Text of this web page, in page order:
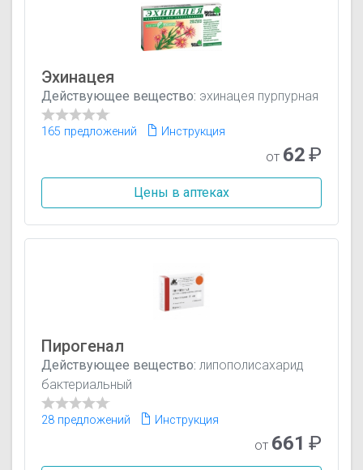
Эхинацея
Действующее вещество: эхинацея пурпурная
165 предложений Инструкция
от 62₽
Цены в аптеках
Пирогенал
Действующее вещество: липополисахарид
бактериальный
28 предложений Инструкция
от 661 ₽